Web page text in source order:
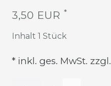
3,50 EUR *
Inhalt 1 Stück
* inkl. ges. MwSt. zzgl.